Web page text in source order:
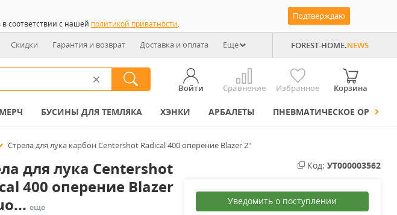
соответствии с нашей политикой приватности.
Подтверждаю
Скидки Гарантия и возврат Доставка и оплата Еще FOREST-HOME.NEWS
Войти Сравнение Избранное Корзина
МЕРЧ БУСИНЫ ДЛЯ ТЕМЛЯКА ХЭНКИ АРБАЛЕТЫ ПНЕВМАТИЧЕСКОЕ ОРУЖИЕ
Стрела для лука карбон Centershot Radical 400 оперение Blazer 2"
для лука Centershot
400 оперение Blazer
еще
Код: УТ000003562
Уведомить о поступлении